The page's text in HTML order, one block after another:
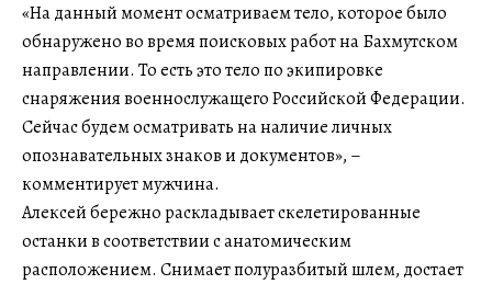
«На данный момент осматриваем тело, которое было
обнаружено во время поисковых работ на Бахмутском
направлении. То есть это тело по экипировке
снаряжения военнослужащего Российской Федерации.
Сейчас будем осматривать на наличие личных
опознавательных знаков и документов», –
комментирует мужчина.
Алексей бережно раскладывает скелетированные
останки в соответствии с анатомическим
расположением. Снимает полуразбитый шлем, достает